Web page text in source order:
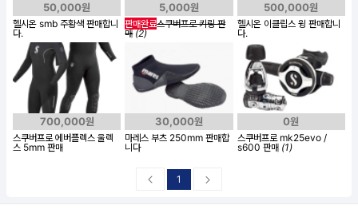
50,000원
헬시온 smb 주황색 판매합니
다.
5,000원
판매완료스쿠버프로 키링 판
매 (2)
500,000원
헬시온 이클립스 윙 판매합니
다.
700,000원
스쿠버프로 에버플렉스 울렉
스 5mm 판매
30,000원
마레스 부츠 250mm 판매합
니다
0원
스쿠버프로 mk25evo /
s600 판매 (1)
1